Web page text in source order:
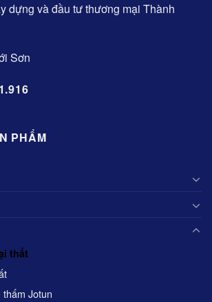
dựng và đầu tư thương mại Thành
Sơn
PHẨM
thất
Jotun